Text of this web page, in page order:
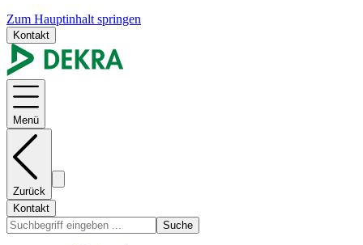
Zum Hauptinhalt springen
Kontakt
Menü
Zurück
Kontakt
Suche